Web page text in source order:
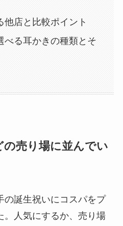
他店と比較ポイント
べる耳かきの種類とそ
の売り場に並んでい
の誕生祝いにコスパをプ
。人気にするか、売り場